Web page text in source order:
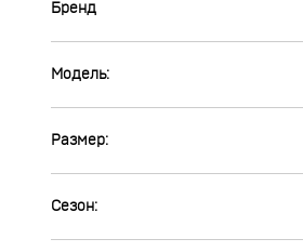
Бренд
Модель:
Размер:
Сезон: